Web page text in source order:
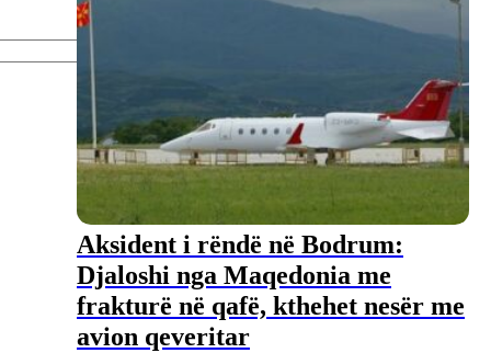
Aksident i rëndë në Bodrum:
Djaloshi nga Maqedonia me
frakturë në qafë, kthehet nesër me
avion qeveritar